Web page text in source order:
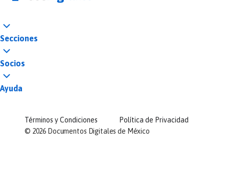
Secciones
Socios
Ayuda
© 2026 Documentos Digitales de México
Términos y Condiciones Política de Privacidad